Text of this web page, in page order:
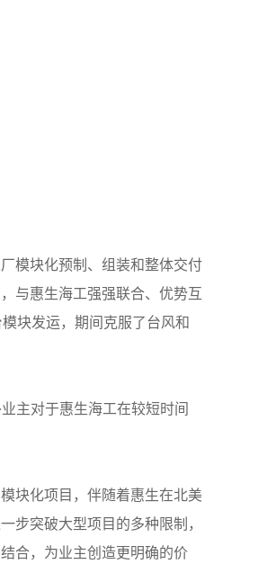
模块化预制、组装和整体交付
与惠生海工强强联合、优势互
块发运，期间克服了台风和
主对于惠生海工在较短时间
块化项目，伴随着惠生在北美
突破大型项目的多种限制，
合，为业主创造更明确的价